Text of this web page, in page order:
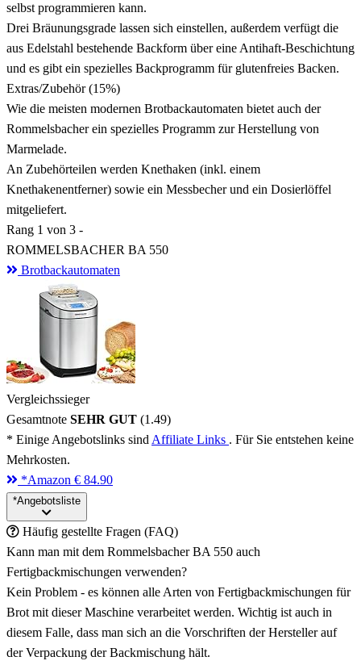
selbst programmieren kann.
Drei Bräunungsgrade lassen sich einstellen, außerdem verfügt die
aus Edelstahl bestehende Backform über eine Antihaft-Beschichtung
und es gibt ein spezielles Backprogramm für glutenfreies Backen.
Extras/Zubehör(15%)
Wie die meisten modernen Brotbackautomaten bietet auch der
Rommelsbacher ein spezielles Programm zur Herstellung von
Marmelade.
An Zubehörteilen werden Knethaken (inkl. einem
Knethakenentferner) sowie ein Messbecher und ein Dosierlöffel
mitgeliefert.
Rang 1 von 3 -
ROMMELSBACHER BA 550
Brotbackautomaten
Vergleichssieger
Gesamtnote SEHR GUT (1.49)
* Einige Angebotslinks sind Affiliate Links . Für Sie entstehen keine
Mehrkosten.
*Amazon € 84.90
*Angebotsliste
Häufig gestellte Fragen (FAQ)
Kann man mit dem Rommelsbacher BA 550 auch
Fertigbackmischungen verwenden?
Kein Problem - es können alle Arten von Fertigbackmischungen für
Brot mit dieser Maschine verarbeitet werden. Wichtig ist auch in
diesem Falle, dass man sich an die Vorschriften der Hersteller auf
der Verpackung der Backmischung hält.